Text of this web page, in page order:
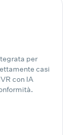
per
casi
con IA